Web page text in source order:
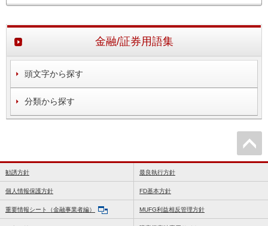
金融/証券用語集
頭文字から探す
分類から探す
勧誘方針 最良執行方針
個人情報保護方針 FD基本方針
重要情報シート（金融事業者編） MUFG利益相反管理方針